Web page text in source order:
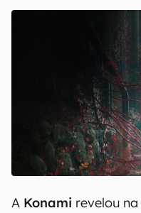
Uso e Política de
A Konami revelou